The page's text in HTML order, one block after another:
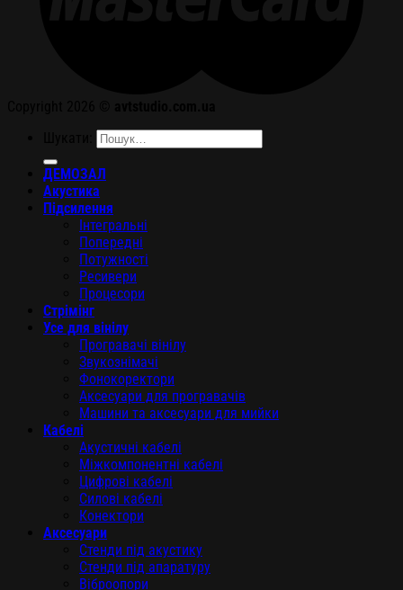
ДЕМОЗАЛ
Акустика
Підсилення
Інтегральні
Попередні
Потужності
Ресивери
Процесори
Стрімінг
Усе для вінілу
Програвачі вінілу
Звукознімачі
Фонокоректори
Аксесуари для програвачів
Машини та аксесуари для мийки
Кабелі
Акустичні кабелі
Міжкомпонентні кабелі
Цифрові кабелі
Силові кабелі
Конектори
Аксесуари
Стенди під акустику
Стенди під апаратуру
Віброопори